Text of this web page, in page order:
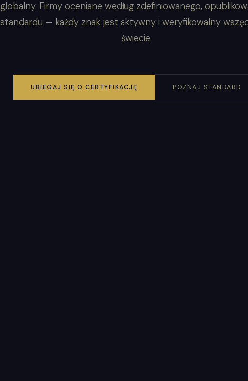
globalny. Firmy oceniane według zdefiniowanego,
standardu — każdy znak jest aktywny i weryfikowalny
świecie.
UBIEGAJ SIĘ O CERTYFIKACJĘ POZNAJ STANDARD